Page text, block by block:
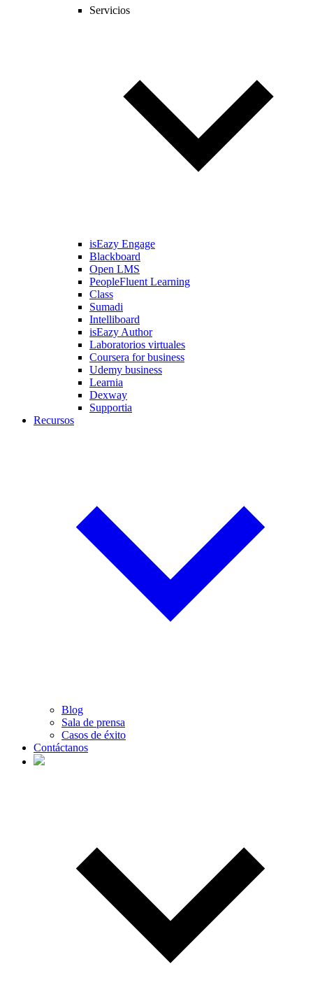
Servicios
isEazy Engage
Blackboard
Open LMS
PeopleFluent Learning
Class
Sumadi
Intelliboard
isEazy Author
Laboratorios virtuales
Coursera for business
Udemy business
Learnia
Dexway
Supportia
Recursos
Blog
Sala de prensa
Casos de éxito
Contáctanos